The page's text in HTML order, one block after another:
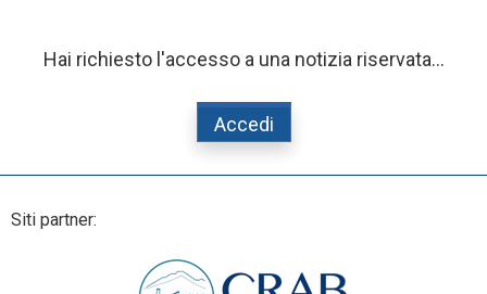
Hai richiesto l'accesso a una notizia riservata...
Accedi
Siti partner: